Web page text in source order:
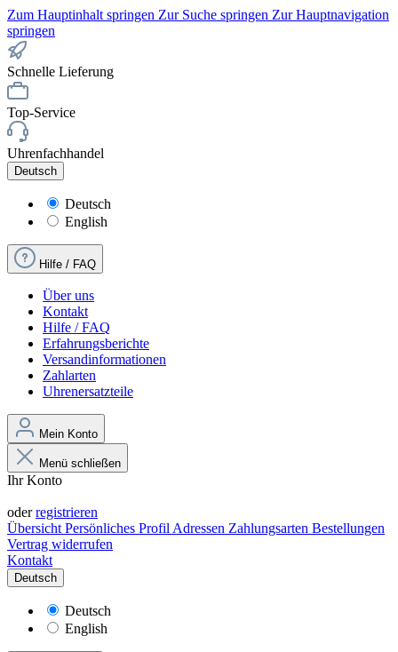
Zum Hauptinhalt springen Zur Suche springen Zur Hauptnavigation
springen
Schnelle Lieferung
Top-Service
Uhrenfachhandel
Deutsch
Deutsch
English
Hilfe / FAQ
Über uns
Kontakt
Hilfe / FAQ
Erfahrungsberichte
Versandinformationen
Zahlarten
Uhrenersatzteile
Mein Konto
Menü schließen
Ihr Konto
oderregistrieren
Übersicht Persönliches Profil Adressen Zahlungsarten Bestellungen
Vertrag widerrufen
Kontakt
Deutsch
Deutsch
English